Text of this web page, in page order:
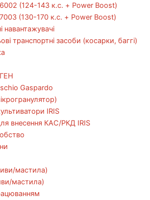
(124-143 к.с. + Power Boost)
(130-170 к.с. + Power Boost)
навантажувачі
транспортні засоби (косарки, баггі)
Gaspardo
IRIS
внесення КАС/РКД IRIS
мастила)
мастила)